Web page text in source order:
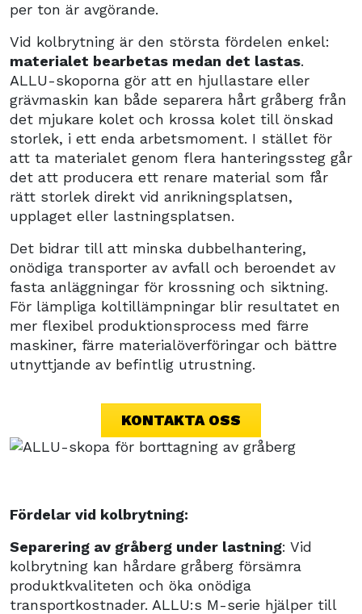
per ton är avgörande.
Vid kolbrytning är den största fördelen enkel:
materialet bearbetas medan det lastas.
ALLU-skoporna gör att en hjullastare eller
grävmaskin kan både separera hårt gråberg från
det mjukare kolet och krossa kolet till önskad
storlek, i ett enda arbetsmoment. I stället för
att ta materialet genom flera hanteringssteg går
det att producera ett renare material som får
rätt storlek direkt vid anrikningsplatsen,
upplaget eller lastningsplatsen.
Det bidrar till att minska dubbelhantering,
onödiga transporter av avfall och beroendet av
fasta anläggningar för krossning och siktning.
För lämpliga koltillämpningar blir resultatet en
mer flexibel produktionsprocess med färre
maskiner, färre materialöverföringar och bättre
utnyttjande av befintlig utrustning.
KONTAKTA OSS
Fördelar vid kolbrytning:
Separering av gråberg under lastning: Vid
kolbrytning kan hårdare gråberg försämra
produktkvaliteten och öka onödiga
transportkostnader. ALLU:s M-serie hjälper till